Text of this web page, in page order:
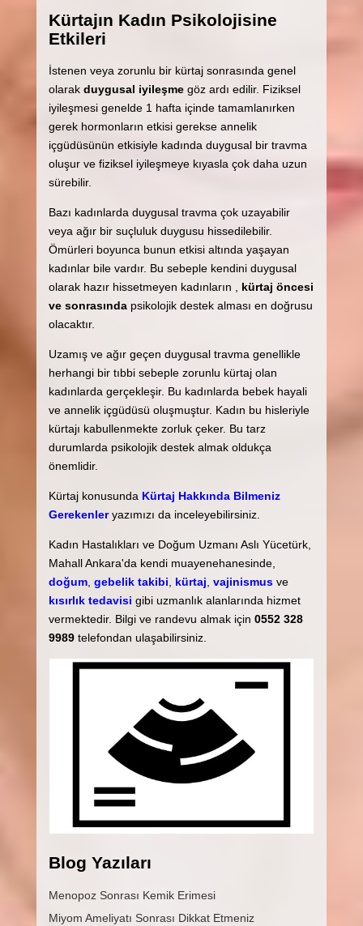
Kürtajın Kadın Psikolojisine
Etkileri
İstenen veya zorunlu bir kürtaj sonrasında genel
olarak duygusal iyileşmegöz ardı edilir. Fiziksel
iyileşmesi genelde 1 hafta içinde tamamlanırken
gerek hormonların etkisi gerekse annelik
içgüdüsünün etkisiyle kadında duygusal bir travma
oluşur ve fiziksel iyileşmeye kıyasla çok daha uzun
sürebilir.
Bazı kadınlarda duygusal travma çok uzayabilir
veya ağır bir suçluluk duygusu hissedilebilir.
Ömürleri boyunca bunun etkisi altında yaşayan
kadınlar bile vardır. Bu sebeple kendini duygusal
olarak hazır hissetmeyen kadınların , kürtaj öncesi
ve sonrasındapsikolojik destek alması en doğrusu
olacaktır.
Uzamış ve ağır geçen duygusal travma genellikle
herhangi bir tıbbi sebeple zorunlu kürtaj olan
kadınlarda gerçekleşir. Bu kadınlarda bebek hayali
ve annelik içgüdüsü oluşmuştur. Kadın bu hisleriyle
kürtajı kabullenmekte zorluk çeker. Bu tarz
durumlarda psikolojik destek almak oldukça
önemlidir.
Kürtaj konusunda Kürtaj Hakkında Bilmeniz
Gerekenleryazımızı da inceleyebilirsiniz.
Kadın Hastalıkları ve Doğum Uzmanı Aslı Yücetürk,
Mahall Ankara'da kendi muayenehanesinde,
doğum, gebelik takibi kürtaj vajinismusve
kısırlık tedavisi gibi uzmanlık alanlarında hizmet
vermektedir. Bilgi ve randevu almak için 0552 328
9989telefondan ulaşabilirsiniz.
Blog Yazıları
Menopoz Sonrası Kemik Erimesi
Miyom Ameliyatı Sonrası Dikkat Etmeniz